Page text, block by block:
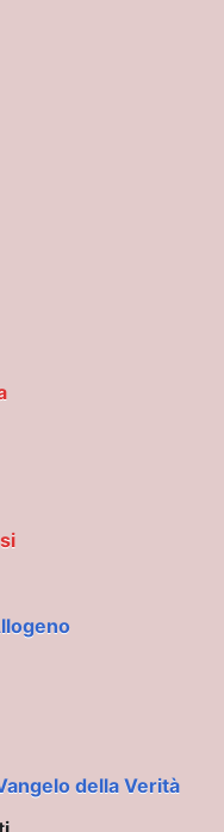
della Verità